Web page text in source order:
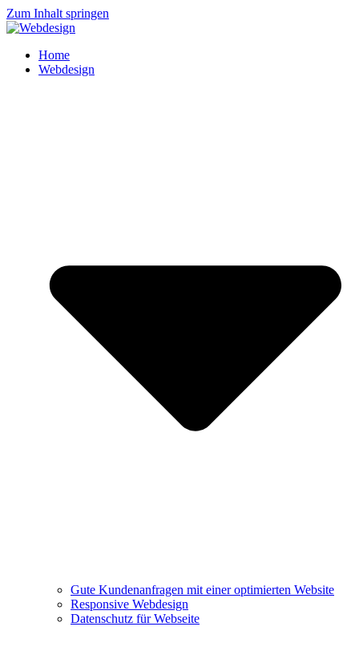
Zum Inhalt springen
Home
Webdesign
Gute Kundenanfragen mit einer optimierten Website
Responsive Webdesign
Datenschutz für Webseite